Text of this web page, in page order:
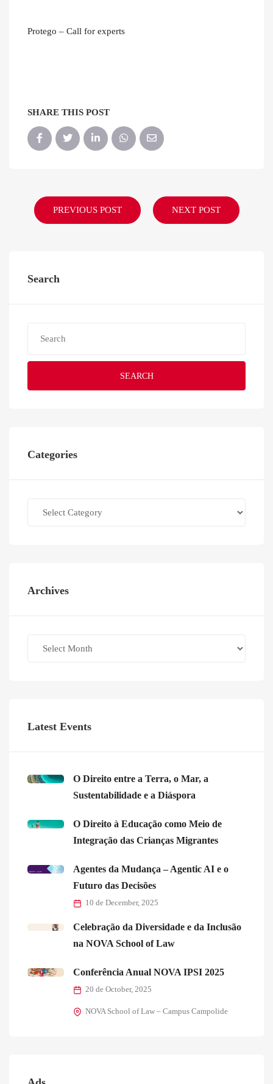
Protego – Call for experts
SHARE THIS POST
PREVIOUS POST NEXT POST
Search
SEARCH
Categories
Archives
Latest Events
O Direito entre a Terra, o Mar, a
Sustentabilidade e a Diáspora
O Direito à Educação como Meio de
Integração das Crianças Migrantes
Agentes da Mudança – Agentic AI e o
Futuro das Decisões
10 de December, 2025
Celebração da Diversidade e da Inclusão
na NOVA School of Law
Conferência Anual NOVA IPSI 2025
20 de October, 2025
NOVA School of Law – Campus Campolide